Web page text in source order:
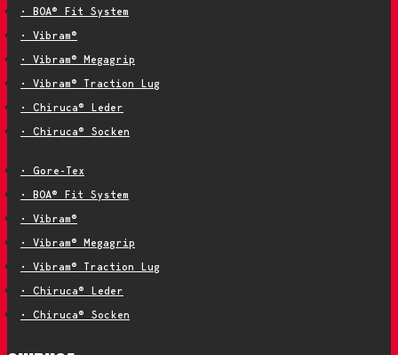
• BOA® Fit System
• Vibram®
• Vibram® Megagrip
• Vibram® Traction Lug
• Chiruca® Leder
• Chiruca® Socken
• Gore-Tex
• BOA® Fit System
• Vibram®
• Vibram® Megagrip
• Vibram® Traction Lug
• Chiruca® Leder
• Chiruca® Socken